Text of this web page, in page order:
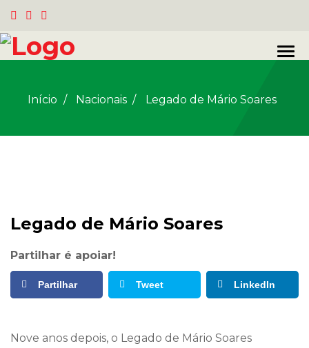
Início Nacionais / Legado de Mário Soares
Legado de Mário Soares
Partilhar é apoiar!
Partilhar Tweet LinkedIn
Nove anos depois, o Legado de Mário Soares